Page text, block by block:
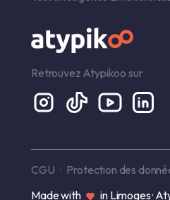
Retrouvez Atypikoo sur
CGU Protection des
Made with
in Limoges ·